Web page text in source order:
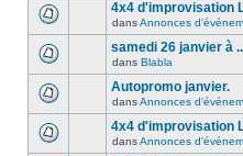
4x4 d'improvisation
dansAnnonces
samedi 26 janvier à
dans Blabla
Autopromo janvier.
dansAnnonces
4x4 d'improvisation
dansAnnonces